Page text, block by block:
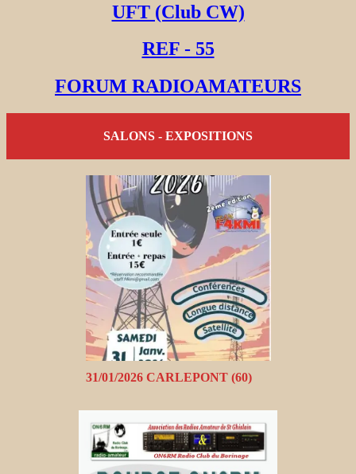
UFT (Club CW)
REF - 55
FORUM RADIOAMATEURS
SALONS - EXPOSITIONS
31/01/2026 CARLEPONT (60)